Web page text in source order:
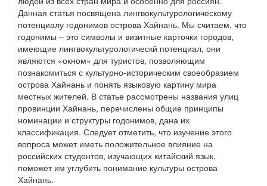
Данная статья посвящена лингвокультурологическому
потенциалу годонимов острова Хайнань. Мы считаем, что
годонимы – это символы и визитные карточки городов,
имеющие лингвокультурологическй потенциал, они
являются «окном» для туристов, позволяющим
познакомиться с культурно-историческим своеобразием
острова Хайнань и понять языковую картину мира
местных жителей. В статье рассмотрены названия улиц
провинции Хайнань, перечислены общие принципы
номинации и структуры годонимов, дана их
классификация. Следует отметить, что изучение этого
вопроса может иметь положительное влияние на
российских студентов, изучающих китайский язык,
поможет им углубить понимание культуры острова
Хайнань.